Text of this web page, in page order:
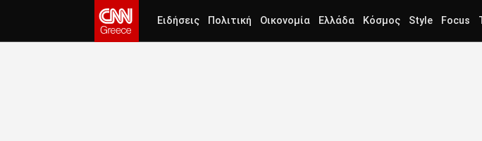
Ειδήσεις Πολιτική Οικονομία Ελλάδα Κόσμος Style Focus